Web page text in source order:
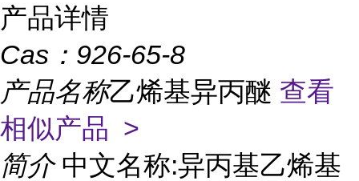
产品详情
Cas： 926-65-8
产品名称乙烯基异丙醚 查看
相似产品 >
简介 中文名称:异丙基乙烯基